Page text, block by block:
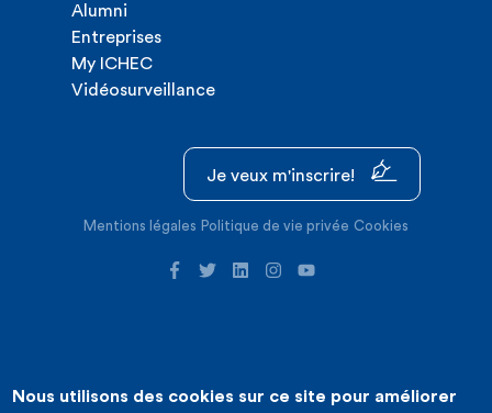
Alumni
Entreprises
My ICHEC
Vidéosurveillance
Je veux m'inscrire!
Mentions légales Politique de vie privée Cookies
©2026 ICHEC |Création de site internet : Expansion
Nous utilisons des cookies sur ce site pour améliorer